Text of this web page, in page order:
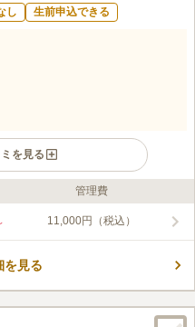
し 生前申込できる
を見る
道「八王子西インター 」から車
なく、平坦な作りとなっている
管理費
11,000円（税込）
を見る